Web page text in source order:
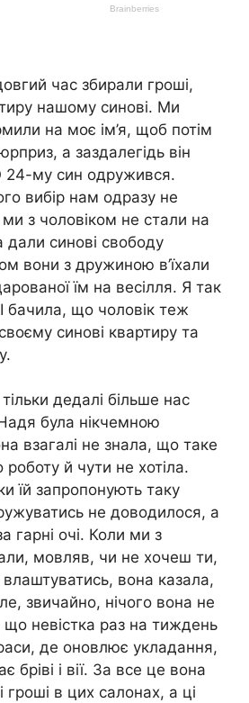
час збирали гроші,
нашому синові. Ми
на моє ім’я, щоб потім
а заздалегідь він
24-му син одружився.
вибір нам одразу не
з чоловіком не стали на
дали синові свободу
вони з дружиною в’їхали
їм на весілля. Я так
бачила, що чоловік теж
синові квартиру та
дедалі більше нас
була нікчемною
взагалі не знала, що таке
й чути не хотіла.
їй запропонують таку
не доводилося, а
гарні очі. Коли ми з
мовляв, чи не хочеш ти,
вона казала,
звичайно, нічого вона не
невістка раз на тиждень
де оновлює укладання,
бріві і вії. За все це вона
в цих салонах, а ці